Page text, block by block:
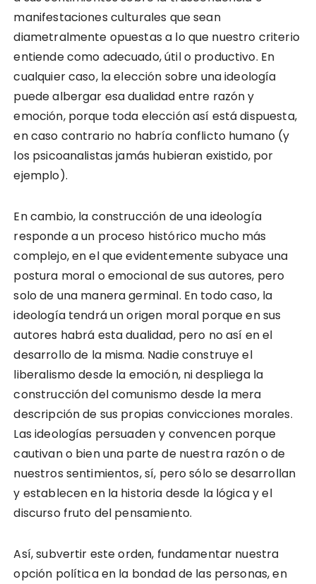
manifestaciones culturales que sean
diametralmente opuestas a lo que nuestro criterio
entiende como adecuado, útil o productivo. En
cualquier caso, la elección sobre una ideología
puede albergar esa dualidad entre razón y
emoción, porque toda elección así está dispuesta,
en caso contrario no habría conflicto humano (y
los psicoanalistas jamás hubieran existido, por
ejemplo).
En cambio, la construcción de una ideología
responde a un proceso histórico mucho más
complejo, en el que evidentemente subyace una
postura moral o emocional de sus autores, pero
solo de una manera germinal. En todo caso, la
ideología tendrá un origen moral porque en sus
autores habrá esta dualidad, pero no así en el
desarrollo de la misma. Nadie construye el
liberalismo desde la emoción, ni despliega la
construcción del comunismo desde la mera
descripción de sus propias convicciones morales.
Las ideologías persuaden y convencen porque
cautivan o bien una parte de nuestra razón o de
nuestros sentimientos, sí, pero sólo se desarrollan
y establecen en la historia desde la lógica y el
discurso fruto del pensamiento.
Así, subvertir este orden, fundamentar nuestra
opción política en la bondad de las personas, en